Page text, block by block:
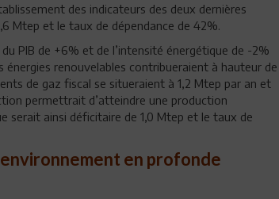
des indicateurs des deux dernières
Mtep et le taux de dépendance de 42%.
PIB de +6% et de l’intensité énergétique de -2%
énergies renouvelables contribueraient à hauteur de
de gaz fiscal se situeraient à 1,2 Mtep par an et
permettrait d’atteindre une production
serait ainsi déficitaire de 1,0 Mtep et le taux de
environnement en profonde